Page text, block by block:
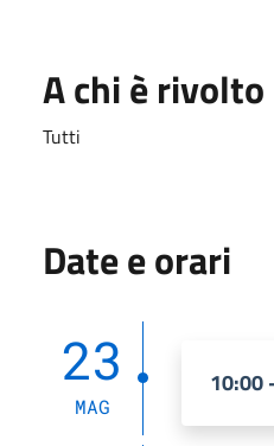
A chi è rivolto
Tutti
Date e orari
23
MAG
10:00